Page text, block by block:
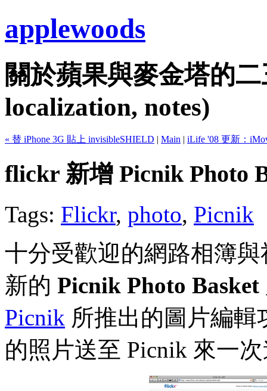
applewoods
關於蘋果與麥金塔的
localization, notes)
« 替 iPhone 3G 貼上 invisibleSHIELD | Main | iLife '08 更新：
flickr 新增 Picnik Photo
Tags: Flickr, photo, Picnik
十分受歡迎的網路相簿
新的 Picnik Photo Basket
Picnik 所推出的圖片編
的照片送至 Picnik 來一